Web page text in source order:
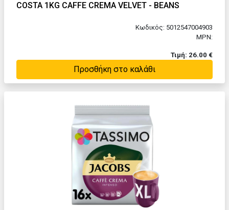
COSTA 1KG CAFFE CREMA VELVET - BEANS
Κωδικός: 5012547004903
MPN:
Τιμή: 26.00 €
Προσθήκη στο καλάθι